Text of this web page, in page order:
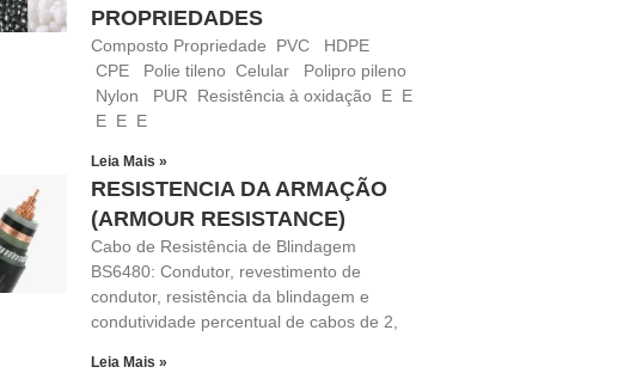
PROPRIEDADES
Composto Propriedade PVC HDPE
CPE Polie tileno Celular Polipro pileno
Nylon PUR Resistência à oxidação E E
E E E
Leia Mais »
RESISTENCIA DA ARMAÇÃO
(ARMOUR RESISTANCE)
Cabo de Resistência de Blindagem
BS6480: Condutor, revestimento de
condutor, resistência da blindagem e
condutividade percentual de cabos de 2,
Leia Mais »